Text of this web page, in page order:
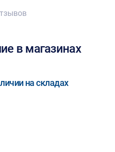
в магазинах
на складах